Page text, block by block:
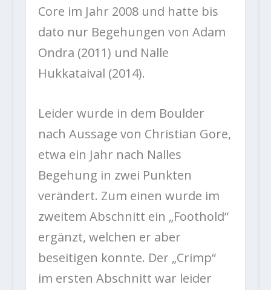
Core im Jahr 2008 und hatte bis
dato nur Begehungen von Adam
Ondra (2011) und Nalle
Hukkataival (2014).
Leider wurde in dem Boulder
nach Aussage von Christian Gore,
etwa ein Jahr nach Nalles
Begehung in zwei Punkten
verändert. Zum einen wurde im
zweitem Abschnitt ein „Foothold“
ergänzt, welchen er aber
beseitigen konnte. Der „Crimp“
im ersten Abschnitt war leider